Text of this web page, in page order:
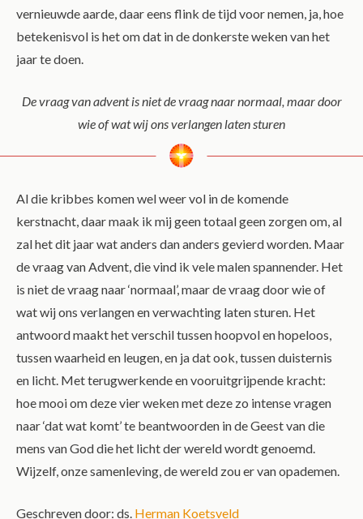
vernieuwde aarde, daar eens flink de tijd voor nemen, ja, hoe
betekenisvol is het om dat in de donkerste weken van het
jaar te doen.
De vraag van advent is niet de vraag naar normaal, maar door
wie of wat wij ons verlangen laten sturen
Al die kribbes komen wel weer vol in de komende
kerstnacht, daar maak ik mij geen totaal geen zorgen om, al
zal het dit jaar wat anders dan anders gevierd worden. Maar
de vraag van Advent, die vind ik vele malen spannender. Het
is niet de vraag naar ‘normaal’, maar de vraag door wie of
wat wij ons verlangen en verwachting laten sturen. Het
antwoord maakt het verschil tussen hoopvol en hopeloos,
tussen waarheid en leugen, en ja dat ook, tussen duisternis
en licht. Met terugwerkende en vooruitgrijpende kracht:
hoe mooi om deze vier weken met deze zo intense vragen
naar ‘dat wat komt’ te beantwoorden in de Geest van die
mens van God die het licht der wereld wordt genoemd.
Wijzelf, onze samenleving, de wereld zou er van opademen.
Geschreven door: ds. Herman Koetsveld